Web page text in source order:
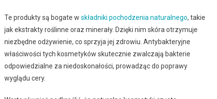
Te produkty są bogate w składniki pochodzenia naturalnego, takie
jak ekstrakty roślinne oraz minerały. Dzięki nim skóra otrzymuje
niezbędne odżywienie, co sprzyja jej zdrowiu. Antybakteryjne
właściwości tych kosmetyków skutecznie zwalczają bakterie
odpowiedzialne za niedoskonałości, prowadząc do poprawy
wyglądu cery.